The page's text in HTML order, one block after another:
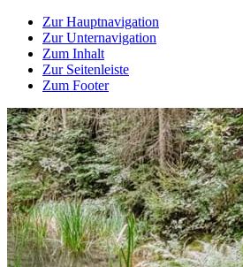
Zur Hauptnavigation
Zur Unternavigation
Zum Inhalt
Zur Seitenleiste
Zum Footer